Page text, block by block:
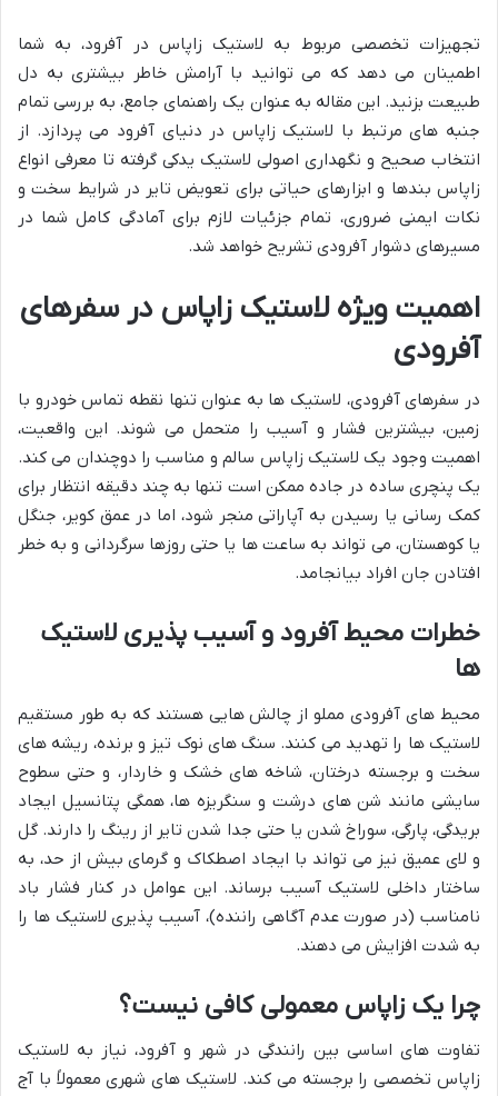
تجهیزات تخصصی مربوط به لاستیک زاپاس در آفرود، به شما
اطمینان می دهد که می توانید با آرامش خاطر بیشتری به دل
طبیعت بزنید. این مقاله به عنوان یک راهنمای جامع، به بررسی تمام
جنبه های مرتبط با لاستیک زاپاس در دنیای آفرود می پردازد. از
انتخاب صحیح و نگهداری اصولی لاستیک یدکی گرفته تا معرفی انواع
زاپاس بندها و ابزارهای حیاتی برای تعویض تایر در شرایط سخت و
نکات ایمنی ضروری، تمام جزئیات لازم برای آمادگی کامل شما در
مسیرهای دشوار آفرودی تشریح خواهد شد.
اهمیت ویژه لاستیک زاپاس در سفرهای
آفرودی
در سفرهای آفرودی، لاستیک ها به عنوان تنها نقطه تماس خودرو با
زمین، بیشترین فشار و آسیب را متحمل می شوند. این واقعیت،
اهمیت وجود یک لاستیک زاپاس سالم و مناسب را دوچندان می کند.
یک پنچری ساده در جاده ممکن است تنها به چند دقیقه انتظار برای
کمک رسانی یا رسیدن به آپاراتی منجر شود، اما در عمق کویر، جنگل
یا کوهستان، می تواند به ساعت ها یا حتی روزها سرگردانی و به خطر
افتادن جان افراد بیانجامد.
خطرات محیط آفرود و آسیب پذیری لاستیک
ها
محیط های آفرودی مملو از چالش هایی هستند که به طور مستقیم
لاستیک ها را تهدید می کنند. سنگ های نوک تیز و برنده، ریشه های
سخت و برجسته درختان، شاخه های خشک و خاردار، و حتی سطوح
سایشی مانند شن های درشت و سنگریزه ها، همگی پتانسیل ایجاد
بریدگی، پارگی، سوراخ شدن یا حتی جدا شدن تایر از رینگ را دارند. گل
و لای عمیق نیز می تواند با ایجاد اصطکاک و گرمای بیش از حد، به
ساختار داخلی لاستیک آسیب برساند. این عوامل در کنار فشار باد
نامناسب (در صورت عدم آگاهی راننده)، آسیب پذیری لاستیک ها را
به شدت افزایش می دهند.
چرا یک زاپاس معمولی کافی نیست؟
تفاوت های اساسی بین رانندگی در شهر و آفرود، نیاز به لاستیک
زاپاس تخصصی را برجسته می کند. لاستیک های شهری معمولاً با آج